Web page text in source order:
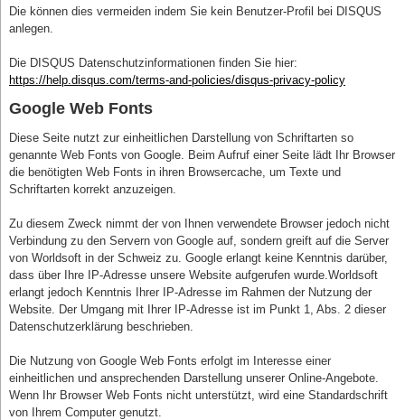
Die können dies vermeiden indem Sie kein Benutzer-Profil bei DISQUS
anlegen.
Die DISQUS Datenschutzinformationen finden Sie hier:
https://help.disqus.com/terms-and-policies/disqus-privacy-policy
Google Web Fonts
Diese Seite nutzt zur einheitlichen Darstellung von Schriftarten so
genannte Web Fonts von Google. Beim Aufruf einer Seite lädt Ihr Browser
die benötigten Web Fonts in ihren Browsercache, um Texte und
Schriftarten korrekt anzuzeigen.
Zu diesem Zweck nimmt der von Ihnen verwendete Browser jedoch nicht
Verbindung zu den Servern von Google auf, sondern greift auf die Server
von Worldsoft in der Schweiz zu. Google erlangt keine Kenntnis darüber,
dass über Ihre IP-Adresse unsere Website aufgerufen wurde.Worldsoft
erlangt jedoch Kenntnis Ihrer IP-Adresse im Rahmen der Nutzung der
Website. Der Umgang mit Ihrer IP-Adresse ist im Punkt 1, Abs. 2 dieser
Datenschutzerklärung beschrieben.
Die Nutzung von Google Web Fonts erfolgt im Interesse einer
einheitlichen und ansprechenden Darstellung unserer Online-Angebote.
Wenn Ihr Browser Web Fonts nicht unterstützt, wird eine Standardschrift
von Ihrem Computer genutzt.